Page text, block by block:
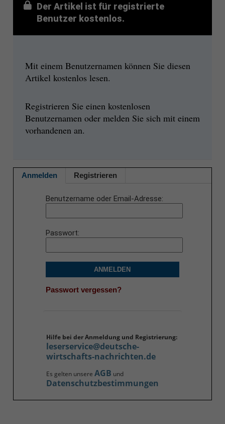
Der Artikel ist für registrierte
Benutzer kostenlos.
Mit einem Benutzernamen können Sie diesen
Artikel kostenlos lesen.
Registrieren Sie einen kostenlosen
Benutzernamen oder melden Sie sich mit einem
vorhandenen an.
Anmelden Registrieren
Benutzername oder Email-Adresse
Passwort
ANMELDEN
Passwort vergessen?
Hilfe bei der Anmeldung und Registrierung:
leserservice@deutsche-
wirtschafts-nachrichten.de
Es gelten unsere AGB und
Datenschutzbestimmungen